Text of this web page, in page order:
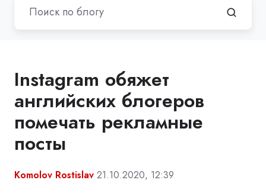
Instagram обяжет
английских блогеров
помечать рекламные
посты
Komolov Rostislav 21.10.2020, 12:39